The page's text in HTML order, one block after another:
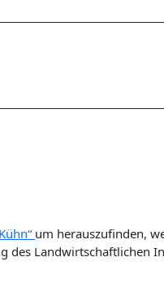
um herauszufinden,
Landwirtschaftlichen